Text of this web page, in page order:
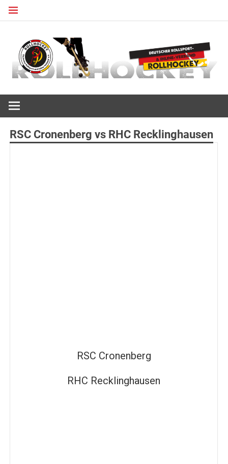
Zum
RSC Cronenberg vs RHC Recklinghausen
RSC Cronenberg
RHC Recklinghausen